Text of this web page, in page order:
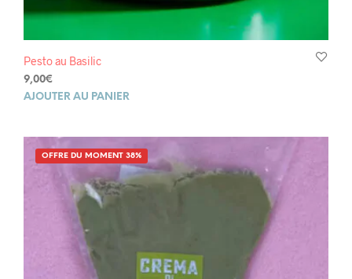
Pesto au Basilic
9,00€
AJOUTER AU PANIER
OFFRE DU MOMENT 38%